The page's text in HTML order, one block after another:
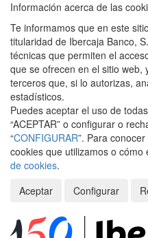
Información acerca de las
Te informamos que en este
titularidad de Ibercaja Banco,
técnicas que permiten el
que se ofrecen en el sitio web,
terceros que, si lo autorizas,
estadísticos.
Puedes aceptar el uso de
“ACEPTAR” o configurar o
“CONFIGURAR”. Para
cookies que utilizamos o
de cookies.
Aceptar
Configurar